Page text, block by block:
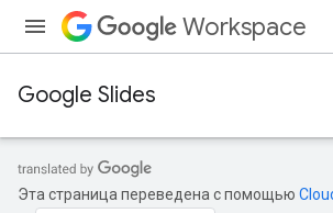
Workspace
Google Slides
Эта страница переведена с помощью